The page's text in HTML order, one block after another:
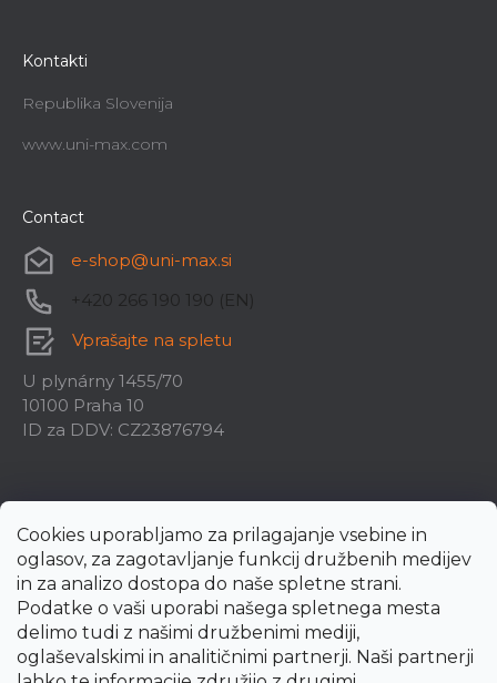
Cookies uporabljamo za prilagajanje vsebine in
oglasov, za zagotavljanje funkcij družbenih medijev
in za analizo dostopa do naše spletne strani.
Podatke o vaši uporabi našega spletnega mesta
delimo tudi z našimi družbenimi mediji,
oglaševalskimi in analitičnimi partnerji. Naši partnerji
Kontakti
Republika Slovenija
www.uni-max.com
Contact
e-shop@uni-max.si
+420 266 190 190 (EN)
Vprašajte na spletu
U plynárny 1455/70
10100 Praha 10
ID za DDV: CZ23876794